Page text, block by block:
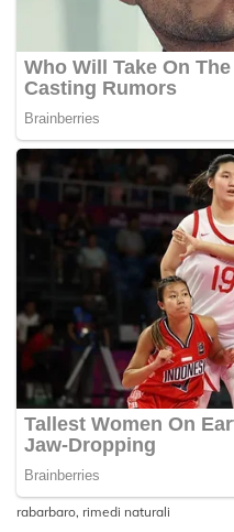
rabarbaro, rimedi naturali